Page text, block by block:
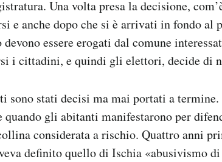
Una volta presa la decisione,
e anche dopo che si è arrivati in fondo al
essere erogati dal comune
i cittadini, e quindi gli elettori, decide di
sono stati decisi ma mai portati a
gli abitanti manifestarono per
considerata a rischio. Quattro anni
definito quello di Ischia «abusivismo